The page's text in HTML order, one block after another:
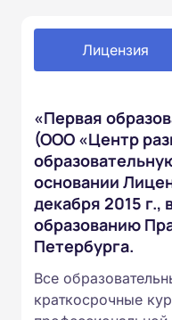
Лицензия
«Первая
(ООО «Центр
основании
декабря 2015
образованию
Петербурга.
Все
краткосрочные